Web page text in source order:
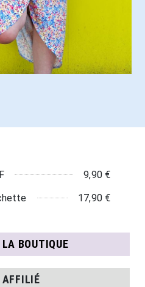
9,90 €
17,90 €
BOUTIQUE
AFFILIÉ